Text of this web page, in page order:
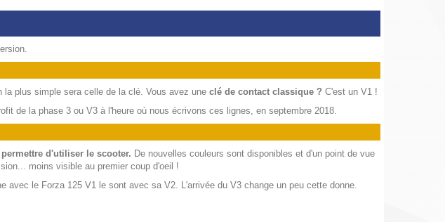
la plus simple sera celle de la clé. Vous avez une clé de contact classique ? C'est un V1 !
de la phase 3 ou V3 à l'heure où nous écrivons ces lignes, en septembre 2018.
d'utiliser le scooter. De nouvelles couleurs sont disponibles et d'un point de vue
moins visible au premier coup d'oeil !
avec le Forza 125 V1 le sont avec sa V2. L'arrivée du V3 change un peu cette donne.